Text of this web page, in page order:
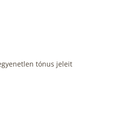
tónus jeleit